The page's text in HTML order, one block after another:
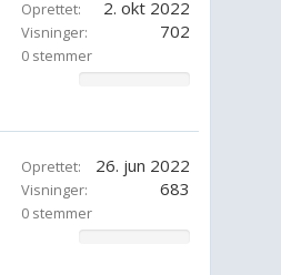
Oprettet: 2. okt 2022
Visninger: 702
0 stemmer
Oprettet: 26. jun 2022
Visninger: 683
0 stemmer